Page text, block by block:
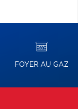
FOYER AU GAZ